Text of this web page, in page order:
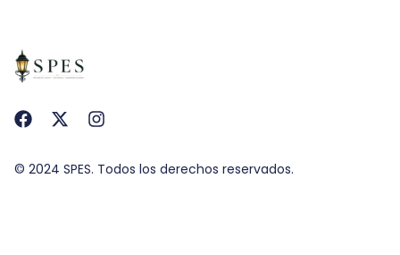
© 2024 SPES. Todos los derechos reservados.